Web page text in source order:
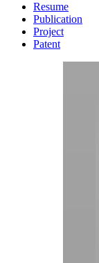
Resume
Publication
Project
Patent